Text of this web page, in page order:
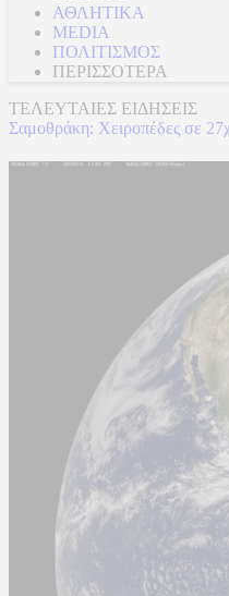
ΑΘΛΗΤΙΚΑ
MEDIA
ΠΟΛΙΤΙΣΜΟΣ
ΠΕΡΙΣΣΟΤΕΡΑ
ΤΕΛΕΥΤΑΙΕΣ ΕΙΔΗΣΕΙΣ
Σαμοθράκη: Χειροπέδες σε